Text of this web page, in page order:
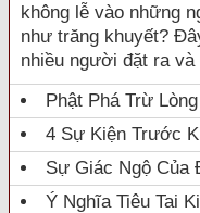
không lễ vào những
như trăng khuyết?
nhiều người đặt ra
Phật Phá Trừ
4 Sự Kiện Trước
Sự Giác Ngộ Của
Ý Nghĩa Tiêu Tai